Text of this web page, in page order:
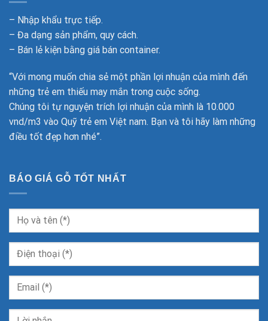
– Nhập khẩu trực tiếp.
– Đa dạng sản phẩm, quy cách.
– Bán lẻ kiện bằng giá bán container.
“Với mong muốn chia sẻ một phần lợi nhuận của mình đến
những trẻ em thiếu may mắn trong cuộc sống.
Chúng tôi tự nguyện trích lợi nhuận của mình là 10.000
vnd/m3 vào Quỹ trẻ em Việt nam. Bạn và tôi hãy làm những
điều tốt đẹp hơn nhé”.
BÁO GIÁ GỖ TỐT NHẤT